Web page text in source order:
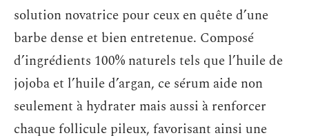
solution novatrice pour ceux en quête d’une
barbe dense et bien entretenue. Composé
d’ingrédients 100% naturels tels que l’huile de
jojoba et l’huile d’argan, ce sérum aide non
seulement à hydrater mais aussi à renforcer
chaque follicule pileux, favorisant ainsi une